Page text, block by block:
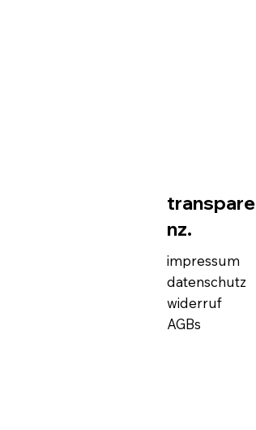
transpare
nz.
impressum
datenschutz
widerruf
AGBs